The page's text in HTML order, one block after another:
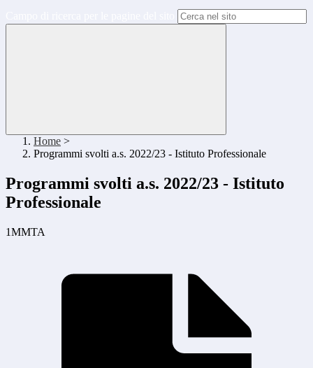
Home >
Programmi svolti a.s. 2022/23 - Istituto Professionale
Programmi svolti a.s. 2022/23 - Istituto
Professionale
1MMTA